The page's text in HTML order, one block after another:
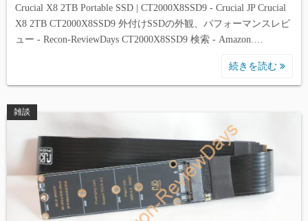
Crucial X8 2TB Portable SSD | CT2000X8SSD9 - Crucial JP Crucial
X8 2TB CT2000X8SSD9 外付けSSDの外観、パフォーマンスレビ
ュー - Recon-ReviewDays CT2000X8SSD9 検索 - Amazon.…
続きを読む
雑談